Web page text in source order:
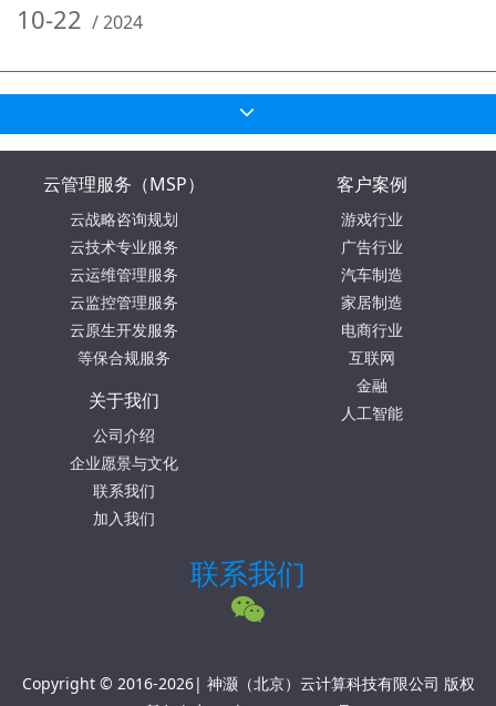
配，并且无法在公司业务领域重用现有的解决方案组件和技能。企业介绍
深演智能是一家成熟的
10-22 /2024
云管理服务（MSP）
云战略咨询规划
云技术专业服务
云运维管理服务
云监控管理服务
云原生开发服务
等保合规服务
客户案例
游戏行业
广告行业
汽车制造
家居制造
电商行业
互联网
金融
人工智能
关于我们
公司介绍
企业愿景与文化
联系我们
加入我们
联系我们
Copyright © 2016-2026| 神灏（北京）云计算科技有限公司 版权